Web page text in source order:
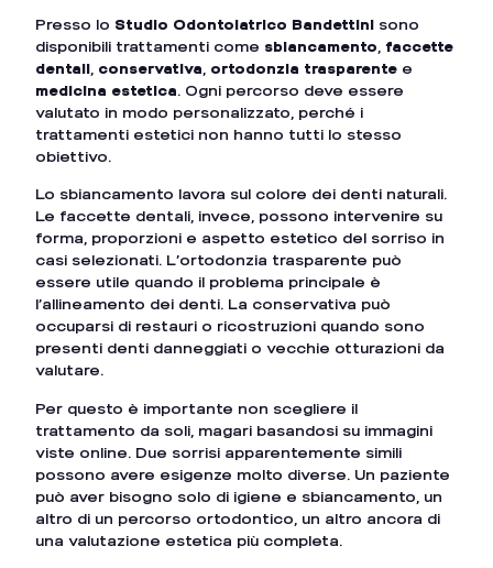
Presso lo Studio Odontoiatrico Bandettini sono
disponibili trattamenti come sbiancamento, faccette
dentali, conservativa, ortodonzia trasparente e
medicina estetica. Ogni percorso deve essere
valutato in modo personalizzato, perché i
trattamenti estetici non hanno tutti lo stesso
obiettivo.
Lo sbiancamento lavora sul colore dei denti naturali.
Le faccette dentali, invece, possono intervenire su
forma, proporzioni e aspetto estetico del sorriso in
casi selezionati. L’ortodonzia trasparente può
essere utile quando il problema principale è
l’allineamento dei denti. La conservativa può
occuparsi di restauri o ricostruzioni quando sono
presenti denti danneggiati o vecchie otturazioni da
valutare.
Per questo è importante non scegliere il
trattamento da soli, magari basandosi su immagini
viste online. Due sorrisi apparentemente simili
possono avere esigenze molto diverse. Un paziente
può aver bisogno solo di igiene e sbiancamento, un
altro di un percorso ortodontico, un altro ancora di
una valutazione estetica più completa.